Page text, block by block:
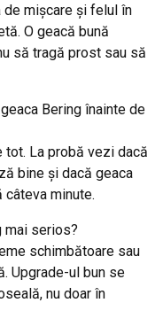
mișcare și felul în
O geacă bună
să tragă prost sau să
Bering înainte de
tot. La probă vezi dacă
bine și dacă geaca
câteva minute.
mai serios?
schimbătoare sau
Upgrade-ul bun se
nu doar în